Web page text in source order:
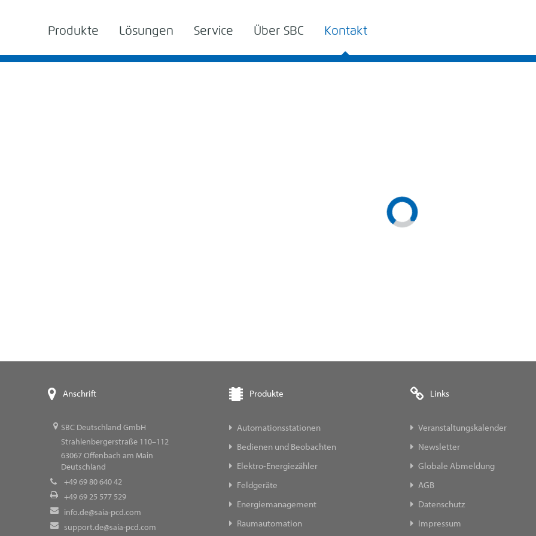
Produkte Lösungen Service Über SBC Kontakt
Anschrift
SBC Deutschland GmbH
Strahlenbergerstraße 110–112
63067Offenbach am Main
Deutschland
+49 69 80 640 42
+49 69 25 577 529
info.de@saia-pcd.com
support.de@saia-pcd.com
Produkte
Automationsstationen
Bedienen und Beobachten
Elektro-Energiezähler
Feldgeräte
Energiemanagement
Raumautomation
Links
Veranstaltungskalender
Newsletter
Globale Abmeldung
AGB
Datenschutz
Impressum